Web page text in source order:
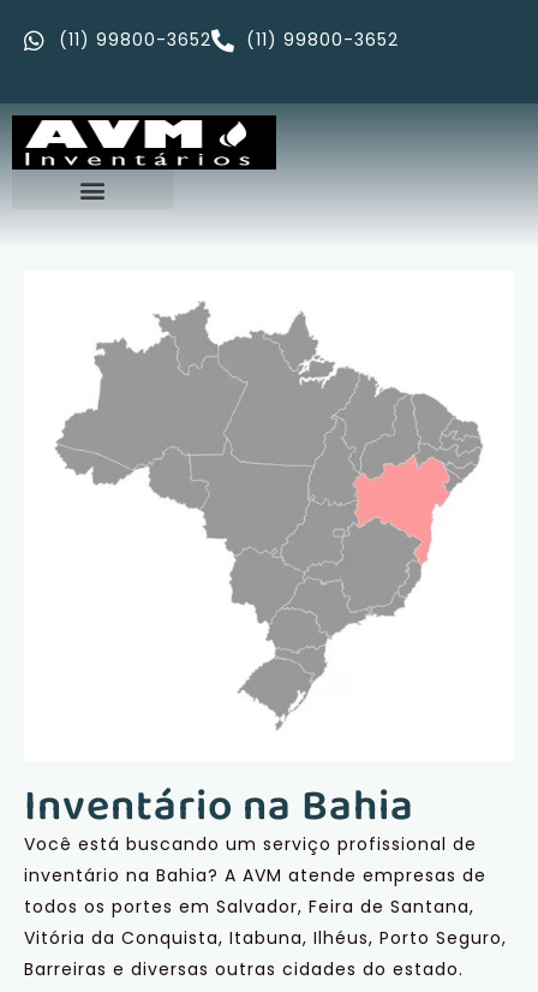
(11) 99800-3652 (11) 99800-3652
Inventário na Bahia
Você está buscando um serviço profissional de
inventário na Bahia? A AVM atende empresas de
todos os portes em Salvador, Feira de Santana,
Vitória da Conquista, Itabuna, Ilhéus, Porto Seguro,
Barreiras e diversas outras cidades do estado.